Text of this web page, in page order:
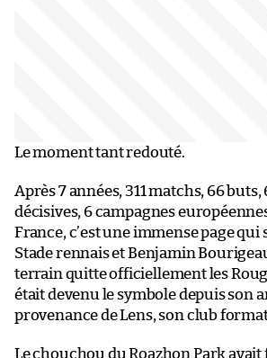
Le moment tant redouté.
Après 7 années, 311 matchs, 66 buts,
décisives, 6 campagnes
France, c’est une immense page
Stade rennais et Benjamin
terrain quitte officiellement les
était devenu le symbole depuis son
provenance de Lens, son club
Le chouchou du Roazhon Park avait